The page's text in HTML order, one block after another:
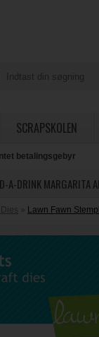
SCRAPSKOLEN
Intet betalingsgebyr
A-DRINK MARGARITA
» Lawn Fawn